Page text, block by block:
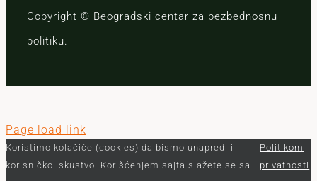
Copyright © Beogradski centar za bezbednosnu
politiku.
Page load link
Koristimo kolačiće (cookies) da bismo unapredili
korisničko iskustvo. Korišćenjem sajta slažete se sa
Politikom
privatnosti